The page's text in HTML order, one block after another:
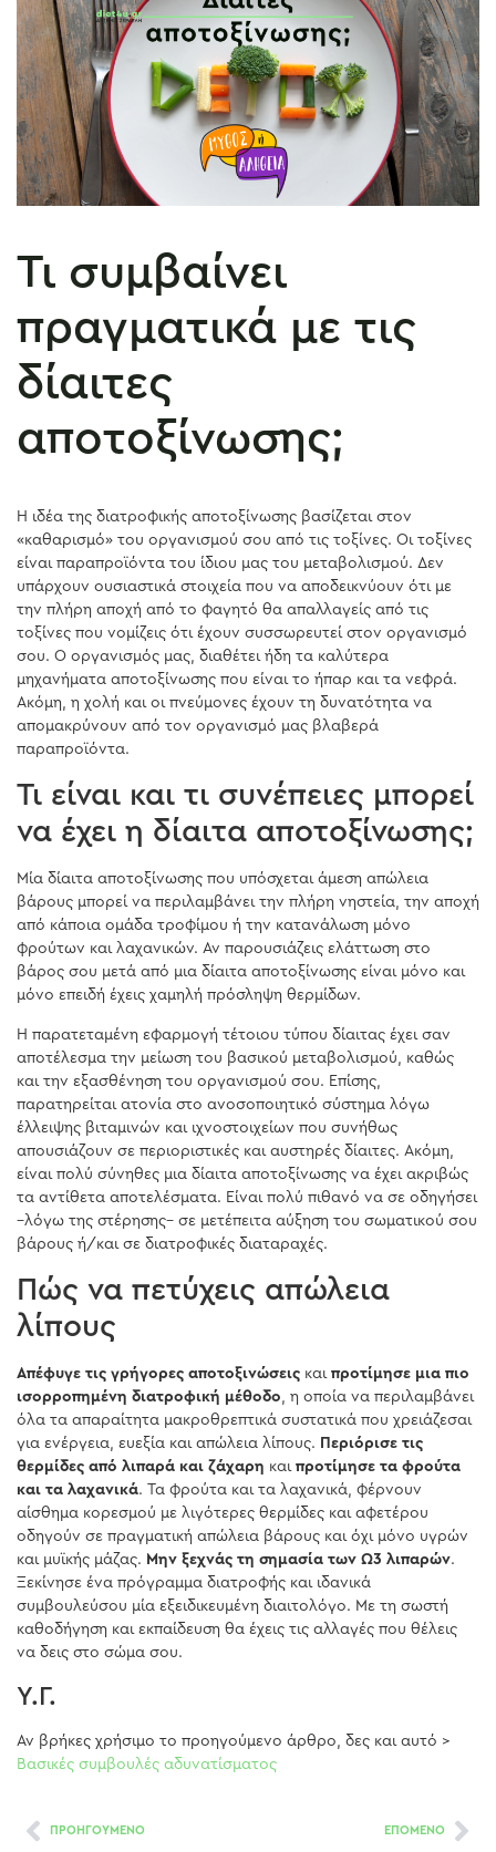
Τι συμβαίνει
πραγματικά με τις
δίαιτες
αποτοξίνωσης;
Η ιδέα της διατροφικής αποτοξίνωσης βασίζεται στον
«καθαρισμό» του οργανισμού σου από τις τοξίνες. Οι τοξίνες
είναι παραπροϊόντα του ίδιου μας του μεταβολισμού. Δεν
υπάρχουν ουσιαστικά στοιχεία που να αποδεικνύουν ότι με
την πλήρη αποχή από το φαγητό θα απαλλαγείς από τις
τοξίνες που νομίζεις ότι έχουν συσσωρευτεί στον οργανισμό
σου. Ο οργανισμός μας, διαθέτει ήδη τα καλύτερα
μηχανήματα αποτοξίνωσης που είναι το ήπαρ και τα νεφρά.
Ακόμη, η χολή και οι πνεύμονες έχουν τη δυνατότητα να
απομακρύνουν από τον οργανισμό μας βλαβερά
παραπροϊόντα.
Τι είναι και τι συνέπειες μπορεί
να έχει η δίαιτα αποτοξίνωσης;
Μία δίαιτα αποτοξίνωσης που υπόσχεται άμεση απώλεια
βάρους μπορεί να περιλαμβάνει την πλήρη νηστεία, την αποχή
από κάποια ομάδα τροφίμου ή την κατανάλωση μόνο
φρούτων και λαχανικών. Αν παρουσιάζεις ελάττωση στο
βάρος σου μετά από μια δίαιτα αποτοξίνωσης είναι μόνο και
μόνο επειδή έχεις χαμηλή πρόσληψη θερμίδων.
Η παρατεταμένη εφαρμογή τέτοιου τύπου δίαιτας έχει σαν
αποτέλεσμα την μείωση του βασικού μεταβολισμού, καθώς
και την εξασθένηση του οργανισμού σου. Επίσης,
παρατηρείται ατονία στο ανοσοποιητικό σύστημα λόγω
έλλειψης βιταμινών και ιχνοστοιχείων που συνήθως
απουσιάζουν σε περιοριστικές και αυστηρές δίαιτες. Ακόμη,
είναι πολύ σύνηθες μια δίαιτα αποτοξίνωσης να έχει ακριβώς
τα αντίθετα αποτελέσματα. Είναι πολύ πιθανό να σε οδηγήσει
–λόγω της στέρησης– σε μετέπειτα αύξηση του σωματικού σου
βάρους ή/και σε διατροφικές διαταραχές.
Πώς να πετύχεις απώλεια
λίπους
Απέφυγε τις γρήγορες αποτοξινώσεις και προτίμησε μια πιο
ισορροπημένη διατροφική μέθοδο, η οποία να περιλαμβάνει
όλα τα απαραίτητα μακροθρεπτικά συστατικά που χρειάζεσαι
για ενέργεια, ευεξία και απώλεια λίπους. Περιόρισε τις
θερμίδες από λιπαρά και ζάχαρη και προτίμησε τα φρούτα
και τα λαχανικά. Τα φρούτα και τα λαχανικά, φέρνουν
αίσθημα κορεσμού με λιγότερες θερμίδες και αφετέρου
οδηγούν σε πραγματική απώλεια βάρους και όχι μόνο υγρών
και μυϊκής μάζας. Μην ξεχνάς τη σημασία των Ω3 λιπαρών.
Ξεκίνησε ένα πρόγραμμα διατροφής και ιδανικά
συμβουλεύσου μία εξειδικευμένη διαιτολόγο. Με τη σωστή
καθοδήγηση και εκπαίδευση θα έχεις τις αλλαγές που θέλεις
να δεις στο σώμα σου.
Υ.Γ.
Αν βρήκες χρήσιμο το προηγούμενο άρθρο, δες και αυτό >
Βασικές συμβουλές αδυνατίσματος
ΠΡΟΗΓΟΥΜΕΝΟ ΕΠΟΜΕΝΟ